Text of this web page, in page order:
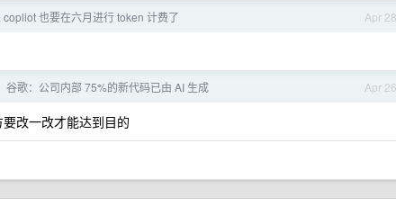
Apr 28
copliot 也要在六月进行 token 计费了
Apr 26
谷歌：公司内部 75%的新代码已由 AI 生成
改一改才能达到目的